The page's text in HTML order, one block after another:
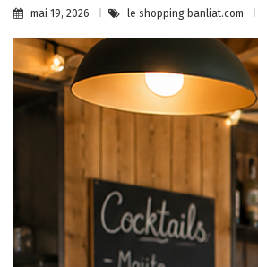
mai 19, 2026 le shopping banliat.com